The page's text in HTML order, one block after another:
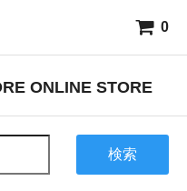
0
ONLINE STORE
検索